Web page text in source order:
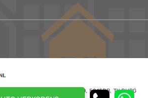
Kapitein Hatterasstraat 30, 5015BB, TILBURG